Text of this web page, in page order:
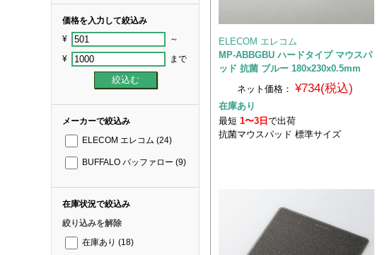
価格を入力して絞込み
¥ ～
¥ まで
メーカーで絞込み
ELECOM エレコム (24)
BUFFALO バッファロー (9)
在庫状況で絞込み
絞り込みを解除
在庫あり (18)
ELECOM エレコム
MP-ABBGBU ハードタイプ マウスパ
ッド 抗菌 ブルー 180x230x0.5mm
ネット価格： ¥734(税込)
在庫あり
最短 1〜3日 で出荷
抗菌マウスパッド 標準サイズ